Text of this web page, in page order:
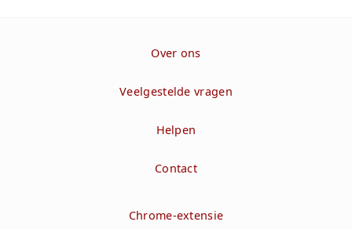
Over ons
Veelgestelde vragen
Helpen
Contact
Chrome-extensie